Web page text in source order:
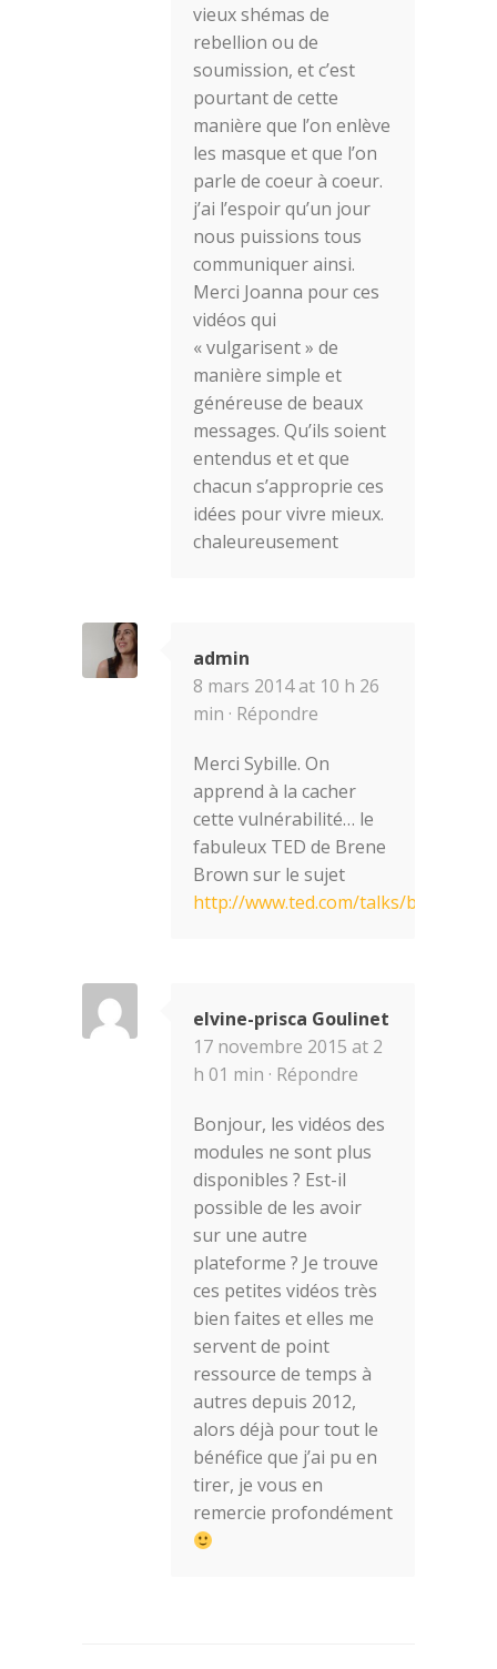
vieux shémas de
rebellion ou de
soumission, et c’est
pourtant de cette
manière que l’on enlève
les masque et que l’on
parle de coeur à coeur.
j’ai l’espoir qu’un jour
nous puissions tous
communiquer ainsi.
Merci Joanna pour ces
vidéos qui
« vulgarisent » de
manière simple et
généreuse de beaux
messages. Qu’ils soient
entendus et et que
chacun s’approprie ces
idées pour vivre mieux.
chaleureusement
admin
8 mars 2014 at 10 h 26
min · Répondre
Merci Sybille. On
apprend à la cacher
cette vulnérabilité… le
fabuleux TED de Brene
Brown sur le sujet
http://www.ted.com/talks/
elvine-prisca Goulinet
17 novembre 2015 at 2
h 01 min · Répondre
Bonjour, les vidéos des
modules ne sont plus
disponibles ? Est-il
possible de les avoir
sur une autre
plateforme ? Je trouve
ces petites vidéos très
bien faites et elles me
servent de point
ressource de temps à
autres depuis 2012,
alors déjà pour tout le
bénéfice que j’ai pu en
tirer, je vous en
remercie profondément